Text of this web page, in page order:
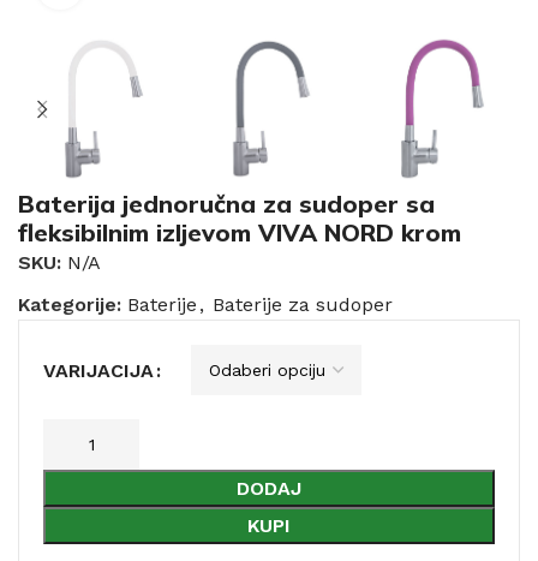
Baterija jednoručna za sudoper sa
fleksibilnim izljevom VIVA NORD krom
SKU: N/A
Kategorije: Baterije , Baterije za sudoper
VARIJACIJA
DODAJ
KUPI